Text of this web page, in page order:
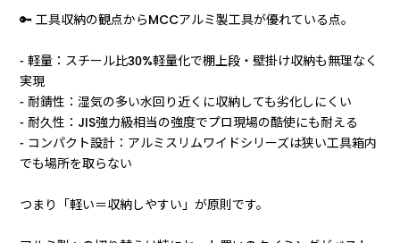
🔑 工具収納の観点からMCCアルミ製工具が優れている点。
- 軽量：スチール比30%軽量化で棚上段・壁掛け収納も無理なく
実現
- 耐錆性：湿気の多い水回り近くに収納しても劣化しにくい
- 耐久性：JIS強力級相当の強度でプロ現場の酷使にも耐える
- コンパクト設計：アルミスリムワイドシリーズは狭い工具箱内
でも場所を取らない
つまり「軽い＝収納しやすい」が原則です。